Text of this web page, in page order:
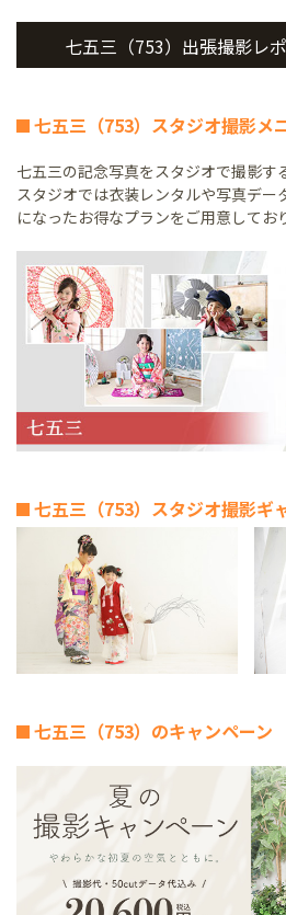
七五三（753）出張撮影レ
七五三（753）スタジオ撮影メ
七五三の記念写真をスタジオで撮影す
スタジオでは衣装レンタルや写真デー
になったお得なプランをご用意してお
七五三（753）スタジオ撮影ギ
七五三（753）のキャンペーン